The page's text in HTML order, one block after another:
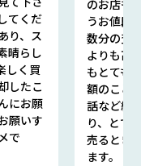
てくだ
り、ス
晴らし
しく買
したこ
にお願
願いす
で
のお店も
うお値段
数分の査
よりも高
もとても
額のこと
話など細
り、とて
売るとき
ます。